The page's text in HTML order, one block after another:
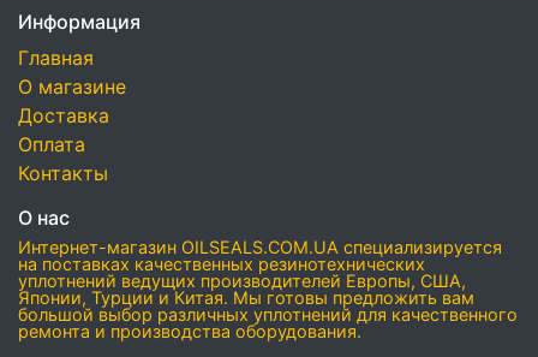
Информация
Главная
О магазине
Доставка
Оплата
Контакты
О нас
Интернет-магазин OILSEALS.COM.UA специализируется
на поставках качественных резинотехнических
уплотнений ведущих производителей Европы, США,
Японии, Турции и Китая. Мы готовы предложить вам
большой выбор различных уплотнений для качественного
ремонта и производства оборудования.